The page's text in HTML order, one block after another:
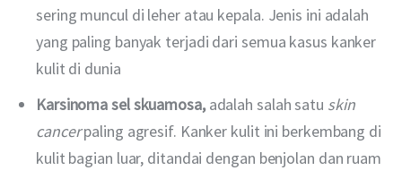
sering muncul di leher atau kepala. Jenis ini adalah
yang paling banyak terjadi dari semua kasus kanker
kulit di dunia
Karsinoma sel skuamosa,adalah salah satu skin
cancerpaling agresif. Kanker kulit ini berkembang di
kulit bagian luar, ditandai dengan benjolan dan ruam